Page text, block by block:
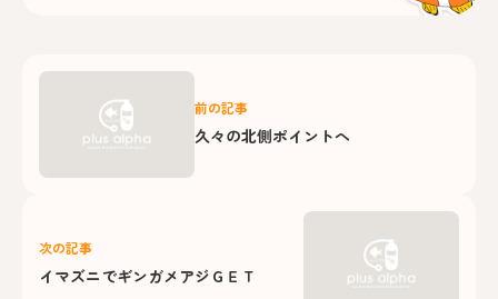
前の記事
久々の北側ポイントへ
次の記事
イマズニでギンガメアジＧＥＴ